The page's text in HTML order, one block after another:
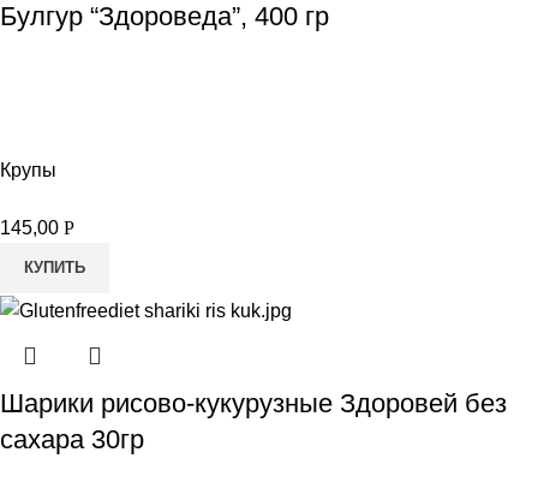
Булгур “Здороведа”, 400 гр
Крупы
145,00 Р
КУПИТЬ
Шарики рисово-кукурузные Здоровей без
сахара 30гр